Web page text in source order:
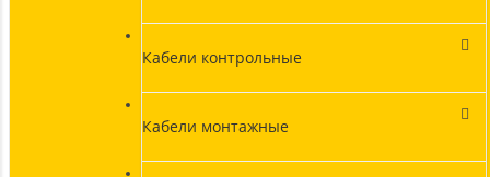
Кабели контрольные
Кабели монтажные